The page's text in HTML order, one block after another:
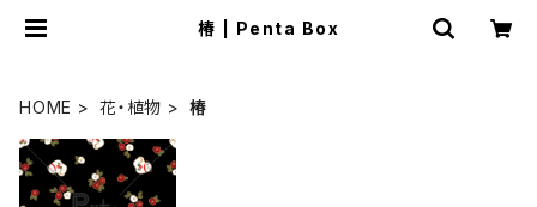
椿 | Penta Box
HOME 花・植物 椿